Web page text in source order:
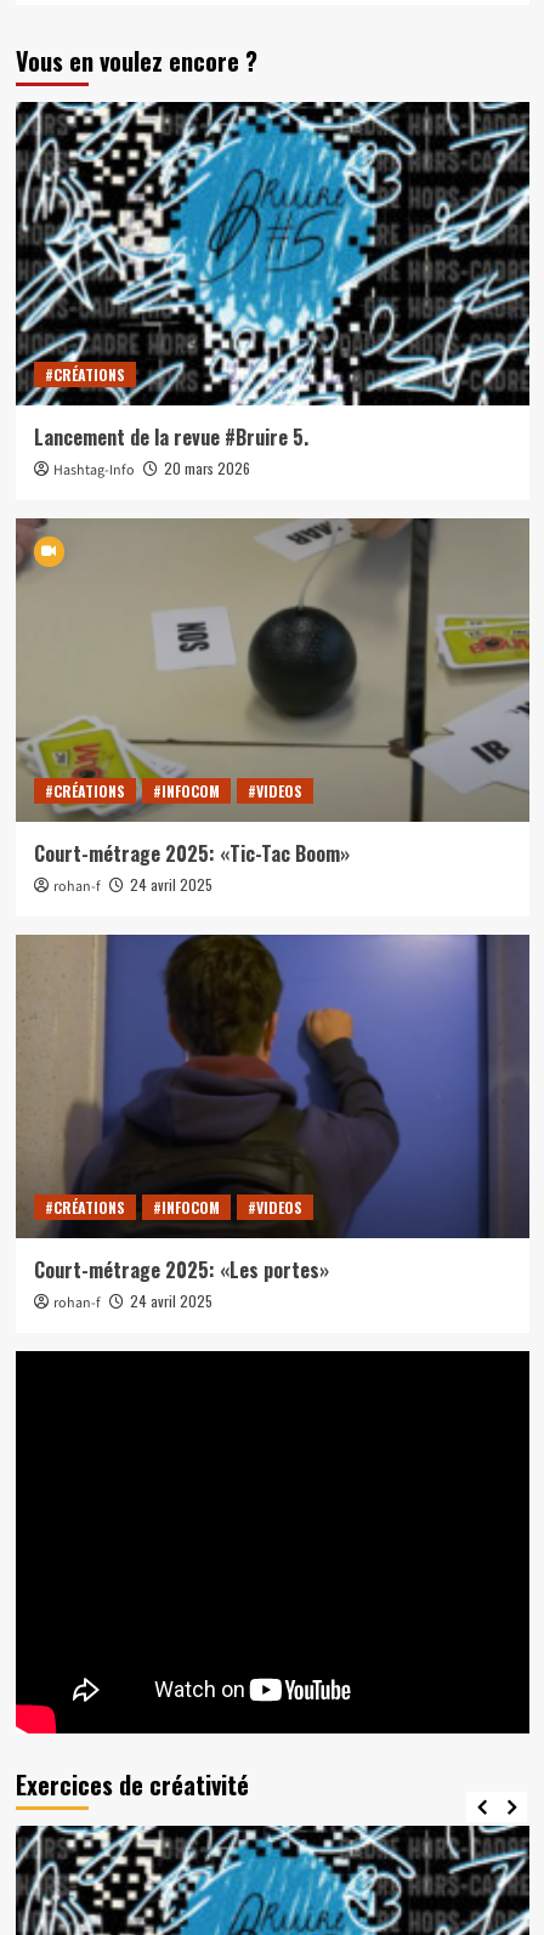
Vous en voulez encore ?
#CRÉATIONS
Lancement de la revue #Bruire 5.
Hashtag-Info 20 mars 2026
#CRÉATIONS #INFOCOM #VIDEOS
Court-métrage 2025: «Tic-Tac Boom»
rohan-f 24 avril 2025
#CRÉATIONS #INFOCOM #VIDEOS
Court-métrage 2025: «Les portes»
rohan-f 24 avril 2025
Exercices de créativité